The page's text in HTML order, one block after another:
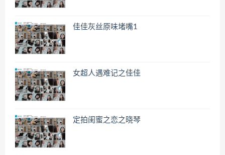
佳佳灰丝原味堵嘴1
女超人遇难记之佳佳
定拍闺蜜之恋之晓琴